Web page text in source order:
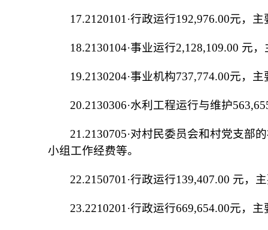
1 7.2120101 ·行政运行192,976.00元，主
18.2130104·事业运行2,128,109.00 元，
19.2130204·事业机构737,774.00元，主
20.2130306·水利工程运行与维护
21 .2130705·对村民委员会和村党支部
小组工作经费等。
22.2150701 ·行政运行139,407.00 元，
23.2210201 ·行政运行669,654.00元，主